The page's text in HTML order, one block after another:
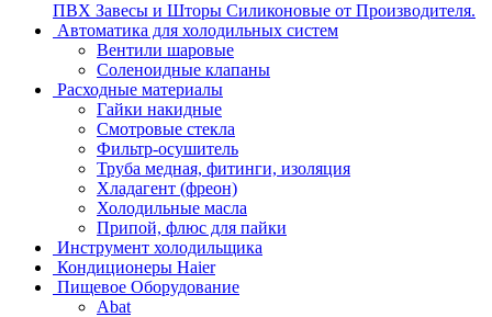
ПВХ Завесы и Шторы Силиконовые от Производителя.
Автоматика для холодильных систем
Вентили шаровые
Соленоидные клапаны
Расходные материалы
Гайки накидные
Смотровые стекла
Фильтр-осушитель
Труба медная, фитинги, изоляция
Хладагент (фреон)
Холодильные масла
Припой, флюс для пайки
Инструмент холодильщика
Кондиционеры Haier
Пищевое Оборудование
Abat